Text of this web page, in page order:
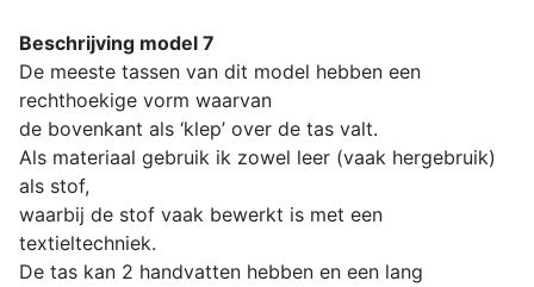
Beschrijving model 7
De meeste tassen van dit model hebben een
rechthoekige vorm waarvan
de bovenkant als ‘klep’ over de tas valt.
Als materiaal gebruik ik zowel leer (vaak hergebruik)
als stof,
waarbij de stof vaak bewerkt is met een
textieltechniek.
De tas kan 2 handvatten hebben en een lang